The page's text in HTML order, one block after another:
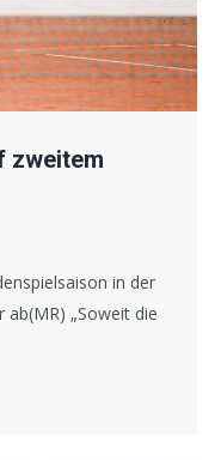
zweitem
in der
ab(MR) „Soweit die